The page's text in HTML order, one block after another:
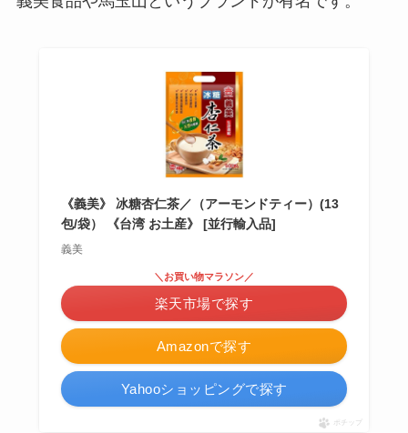
《義美》 冰糖杏仁茶／（アーモンドティー）(13
包/袋） 《台湾 お土産》 [並行輸入品]
義美
Amazonで探す
＼お買い物マラソン／
楽天市場で探す
Yahooショッピングで探す
ポチップ